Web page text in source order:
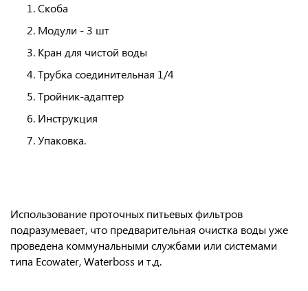
Скоба
Модули - 3 шт
Кран для чистой воды
Трубка соединительная 1/4
Тройник-адаптер
Инструкция
Упаковка.
Использование проточных питьевых фильтров
подразумевает, что предварительная очистка воды уже
проведена коммунальными службами или системами
типа Ecowater, Waterboss и т.д.